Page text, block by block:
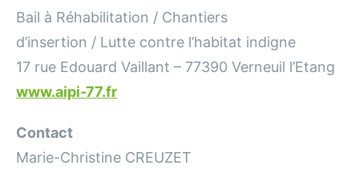
Bail à Réhabilitation / Chantiers
d’insertion / Lutte contre l’habitat indigne
17 rue Edouard Vaillant – 77390 Verneuil l’Etang
www.aipi-77.fr
Contact
Marie-Christine CREUZET